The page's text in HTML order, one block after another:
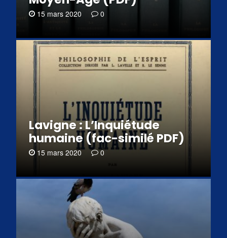
15 mars 2020 0
Lavigne : L’Inquiétude
humaine (fac-similé PDF)
15 mars 2020 0